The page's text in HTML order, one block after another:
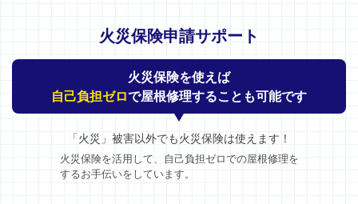
火災保険申請サポート
火災保険を使えば
自己負担ゼロで屋根修理することも可能です
「火災」被害以外でも火災保険は使えます！
火災保険を活用して、自己負担ゼロでの屋根修理を
するお手伝いをしています。